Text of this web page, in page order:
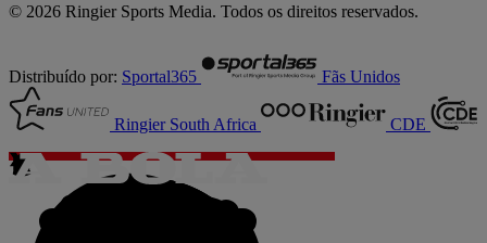
© 2026 Ringier Sports Media. Todos os direitos reservados.
Distribuído por: Sportal365 Fãs Unidos
Ringier South Africa CDE